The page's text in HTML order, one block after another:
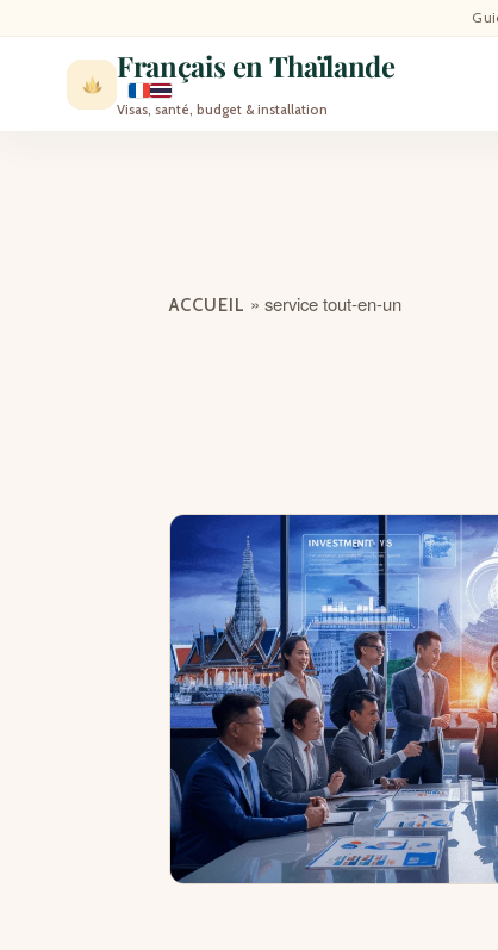
Français en Thaïlande
Visas, santé, budget & installation
ACCUEIL »service tout-en-un